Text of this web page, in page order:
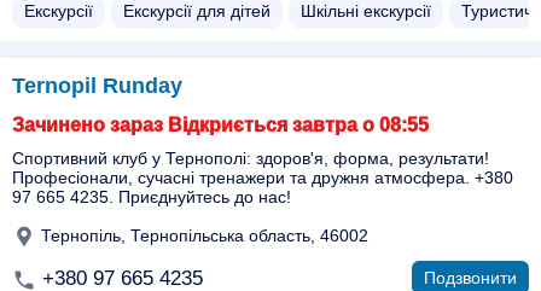
Екскурсії Екскурсії для дітей Шкільні екскурсії
Ternopil Runday
Зачинено зараз Відкриється завтра о 08:55
Спортивний клуб у Тернополі: здоров'я, форма, результати!
Професіонали, сучасні тренажери та дружня атмосфера. +380
97 665 4235. Приєднуйтесь до нас!
Тернопіль, Тернопільська область, 46002
+380 97 665 4235 Подзвонити